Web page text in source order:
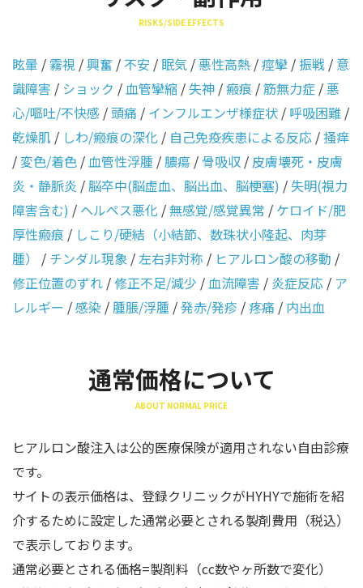
RISKS/SIDE EFFECTS
眩暈 /霧視 /興奮 / 不安 / 眠気 /悪性高熱 /痙攣 /振戦 / 意
識障害 / ショック /血管攣縮 /失神 /瘢痕 /筋無力症 /悪
心/嘔吐/不快感 /頭痛 / インフルエンザ様症状 / 呼吸困難 /
乾燥肌 / しわ/瘢痕の深化 / 自己免疫疾患による反応 /掻痒
/変色/着色 /血管性浮腫 /膿瘍 / 骨吸収 / 皮膚壊死・皮膚
炎・静脈炎 /脳卒中(脳虚血、脳出血、脳梗塞) /失明(視力
障害含む) / ヘルペス悪化 /無感覚/感覚異常 / ケロイド/肥
厚性瘢痕 / しこり/硬結（小結節、数珠状小隆起、肉芽
腫）
/ チンダル現象 /左右非対称 / ヒアルロン酸の移動 /
修正位置のずれ /修正不足/減少 /血流障害 / 炎症反応 / ア
レルギー /感染 /腫脹/浮腫 /発赤/発疹 /疼痛 / 内出血
通常価格について
ABOUT NORMAL PRICE
ヒアルロン酸注入は公的医療保険が適用されない自由診療
です。
サイトの表示価格は、登録クリニックがHYHYで施術を紹
介するために設定した通常必要とされる製剤費用（税込）
で表示しております。
通常必要とされる価格=製剤料（cc数やヶ所数で変化）